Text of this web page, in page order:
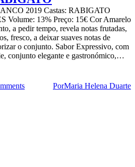
2019 Castas: RABIGATO
Volume: 13% Preço: 15€ Cor Amarelo
a pedir tempo, revela notas frutadas,
fresco, a deixar suaves notas de
o conjunto. Sabor Expressivo, com
conjunto elegante e gastronómico,…
PorMaria Helena Duarte